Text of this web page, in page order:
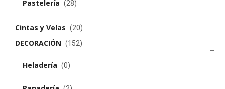
Pastelería (28)
Cintas y Velas (20)
DECORACIÓN (152)
Heladería (0)